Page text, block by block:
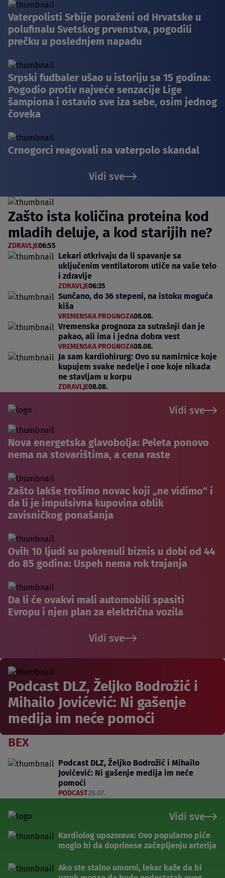
Vaterpolisti Srbije poraženi od Hrvatske u
polufinalu Svetskog prvenstva, pogodili
prečku u poslednjem napadu
Srpski fudbaler ušao u istoriju sa 15 godina:
Pogodio protiv najveće senzacije Lige
šampiona i ostavio sve iza sebe, osim jednog
čoveka
Crnogorci reagovali na vaterpolo skandal
Vidi sve
Zašto ista količina proteina kod
mladih deluje, a kod starijih ne?
ZDRAVLJE06:55
Lekari otkrivaju da li spavanje sa
uključenim ventilatorom utiče na vaše telo
i zdravlje
ZDRAVLJE06:35
Sunčano, do 36 stepeni, na istoku moguća
kiša
VREMENSKA PROGNOZA08.08.
Vremenska prognoza za sutrašnji dan je
pakao, ali ima i jedna dobra vest
VREMENSKA PROGNOZA08.08.
Ja sam kardiohirurg: Ovo su namirnice koje
kupujem svake nedelje i one koje nikada
ne stavljam u korpu
ZDRAVLJE08.08.
Vidi sve
Nova energetska glavobolja: Peleta ponovo
nema na stovarištima, a cena raste
Zašto lakše trošimo novac koji „ne vidimo“ i
da li je impulsivna kupovina oblik
zavisničkog ponašanja
Ovih 10 ljudi su pokrenuli biznis u dobi od 44
do 85 godina: Uspeh nema rok trajanja
Da li će ovakvi mali automobili spasiti
Evropu i njen plan za električna vozila
Vidi sve
Podcast DLZ, Željko Bodrožić i
Mihailo Jovićević: Ni gašenje
medija im neće pomoći
BEX
Podcast DLZ, Željko Bodrožić i Mihailo
Jovićević: Ni gašenje medija im neće
pomoći
PODCAST28.07.
Vidi sve
Kardiolog upozorava: Ovo popularno piće
moglo bi da doprinese začepljenju arterija
Ako ste stalno umorni, lekar kaže da bi